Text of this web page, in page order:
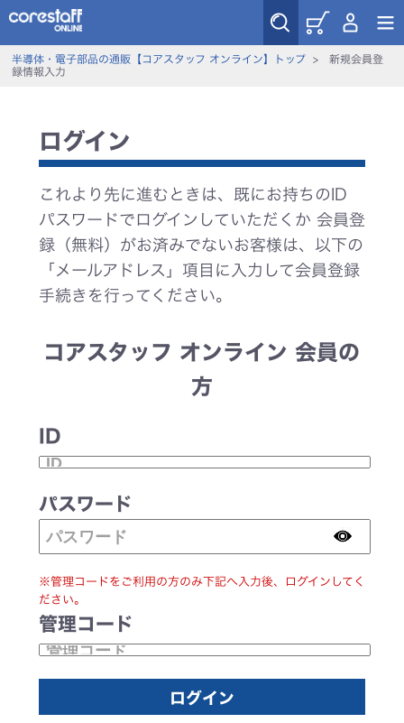
半導体・電子部品の通販【コアスタッフ オンライン】トップ> 新規会員登
録情報入力
ログイン
これより先に進むときは、既にお持ちのID
パスワードでログインしていただくか 会員登
録（無料）がお済みでないお客様は、以下の
「メールアドレス」項目に入力して会員登録
手続きを行ってください。
コアスタッフ オンライン 会員の
方
ID
パスワード
※管理コードをご利用の方のみ下記へ入力後、ログインしてく
ださい。
管理コード